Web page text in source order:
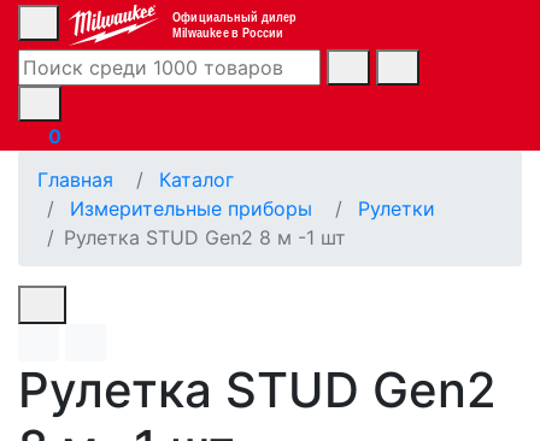
Официальный дилер
Milwaukee в России
0
Главная
Каталог
Измерительные приборы
Рулетки
Рулетка STUD Gen2 8 м -1 шт
Рулетка STUD Gen2